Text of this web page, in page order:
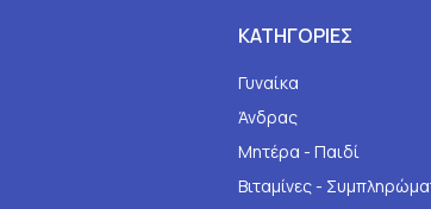
ΚΑΤΗΓΟΡΙΕΣ
Γυναίκα
Άνδρας
Μητέρα - Παιδί
Βιταμίνες -